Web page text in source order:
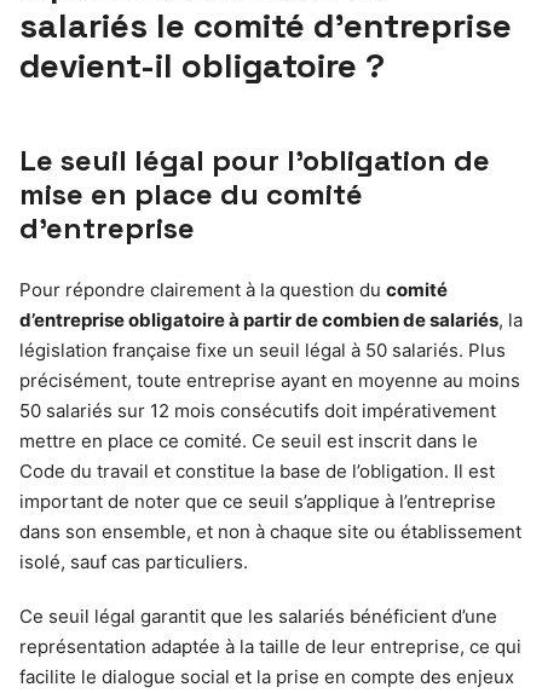
salariés le comité d’entreprise
devient-il obligatoire ?
Le seuil légal pour l’obligation de
mise en place du comité
d’entreprise
Pour répondre clairement à la question du comité
d’entreprise obligatoire à partir de combien de salariés, la
législation française fixe un seuil légal à 50 salariés. Plus
précisément, toute entreprise ayant en moyenne au moins
50 salariés sur 12 mois consécutifs doit impérativement
mettre en place ce comité. Ce seuil est inscrit dans le
Code du travail et constitue la base de l’obligation. Il est
important de noter que ce seuil s’applique à l’entreprise
dans son ensemble, et non à chaque site ou établissement
isolé, sauf cas particuliers.
Ce seuil légal garantit que les salariés bénéficient d’une
représentation adaptée à la taille de leur entreprise, ce qui
facilite le dialogue social et la prise en compte des enjeux